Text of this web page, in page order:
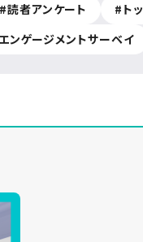
読者アンケート ト
エンゲージメントサーベイ